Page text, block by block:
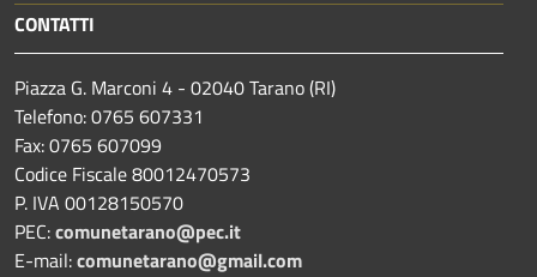
CONTATTI
Piazza G. Marconi 4 - 02040 Tarano (RI)
Telefono: 0765 607331
Fax: 0765 607099
Codice Fiscale 80012470573
P. IVA 00128150570
PEC:comunetarano@pec.it
E-mail:comunetarano@gmail.com